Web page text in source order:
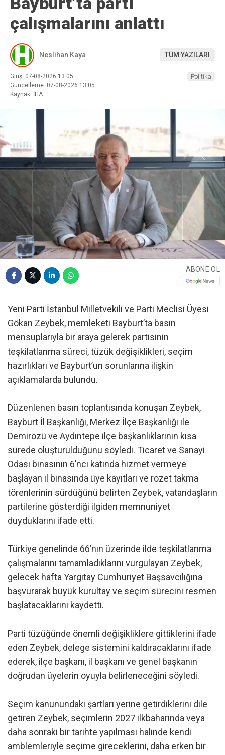
çalışmalarını anlattı
Neslihan Kaya TÜM YAZILARI
Giriş: 07-08-2026 13:05
Güncelleme: 07-08-2026 13:05
Kaynak: İHA
Politika
ABONE OL
Yeni Parti İstanbul Milletvekili ve Parti Meclisi Üyesi
Gökan Zeybek, memleketi Bayburt’ta basın
mensuplarıyla bir araya gelerek partisinin
teşkilatlanma süreci, tüzük değişiklikleri, seçim
hazırlıkları ve Bayburt’un sorunlarına ilişkin
açıklamalarda bulundu.
Düzenlenen basın toplantısında konuşan Zeybek,
Bayburt İl Başkanlığı, Merkez İlçe Başkanlığı ile
Demirözü ve Aydıntepe ilçe başkanlıklarının kısa
sürede oluşturulduğunu söyledi. Ticaret ve Sanayi
Odası binasının 6’ncı katında hizmet vermeye
başlayan il binasında üye kayıtları ve rozet takma
törenlerinin sürdüğünü belirten Zeybek, vatandaşların
partilerine gösterdiği ilgiden memnuniyet
duyduklarını ifade etti.
Türkiye genelinde 66’nın üzerinde ilde teşkilatlanma
çalışmalarını tamamladıklarını vurgulayan Zeybek,
gelecek hafta Yargıtay Cumhuriyet Başsavcılığına
başvurarak büyük kurultay ve seçim sürecini resmen
başlatacaklarını kaydetti.
Parti tüzüğünde önemli değişikliklere gittiklerini ifade
eden Zeybek, delege sistemini kaldıracaklarını ifade
ederek, ilçe başkanı, il başkanı ve genel başkanın
doğrudan üyelerin oyuyla belirleneceğini söyledi.
Seçim kanunundaki şartları yerine getirdiklerini dile
getiren Zeybek, seçimlerin 2027 ilkbaharında veya
daha sonraki bir tarihte yapılması halinde kendi
amblemleriyle seçime gireceklerini, daha erken bir